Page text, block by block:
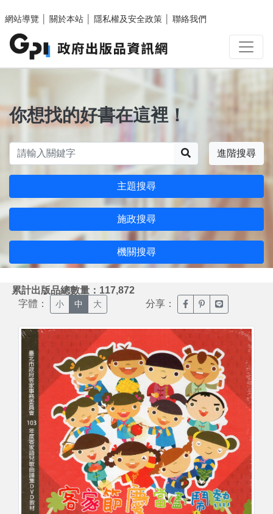
網站導覽
關於本站 隱私權及安全政策 聯絡我們
你想找的好書在這裡！
進階搜尋
主題搜尋
施政搜尋
機關搜尋
累計出版品總數量：117,872
字體： 小 中 大 分享： 臉書分享(另開新視窗)
噗浪分享(另開新
Line分享(另